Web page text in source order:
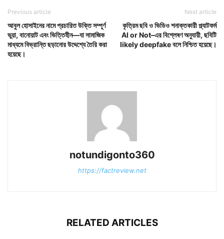
Previous article
আবুল হোসাইনের নামে প্রচারিত উক্তি সম্পূর্ণ
ভুয়া, বানোয়াট এবং ভিত্তিহীন—যা সামাজিক
মাধ্যমে বিভ্রান্তি ছড়ানোর উদ্দেশ্যে তৈরি করা
হয়েছে।
Next article
কৃত্রিম ছবি ও ভিডিও শনাক্তকারী প্ল্যাটফর্ম
AI or Not–এর বিশ্লেষণ অনুযায়ী, ছবিটি
likely deepfake বলে নিশ্চিত হয়েছে।
notundigonto360
https://factreview.net
RELATED ARTICLES